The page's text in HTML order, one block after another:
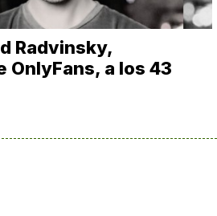
Radvinsky,
OnlyFans, a los 43